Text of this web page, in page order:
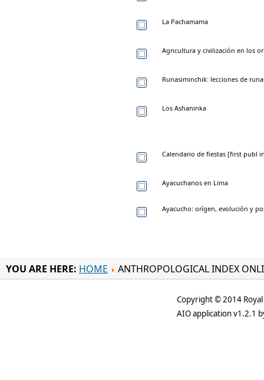
La Pachamama
Agricultura y civilización en los
Runasiminchik: lecciones de
Los Ashaninka
Calendario de fiestas [first publ
Ayacuchanos en Lima
Ayacucho: orígen, evolución y
YOU ARE HERE: HOME ANTHROPOLOGICAL INDEX
Copyright © 2014
AIO application v1.2.1